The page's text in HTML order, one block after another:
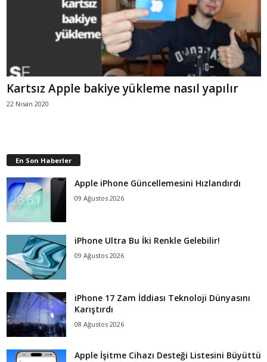
Kartsız Apple bakiye yükleme nasıl yapılır
22 Nisan 2020
En Son Haberler
Apple iPhone Güncellemesini Hızlandırdı
09 Ağustos 2026
iPhone Ultra Bu İki Renkle Gelebilir!
09 Ağustos 2026
iPhone 17 Zam İddiası Teknoloji Dünyasını
Karıştırdı
08 Ağustos 2026
Apple İşitme Cihazı Desteği Listesini Büyüttü